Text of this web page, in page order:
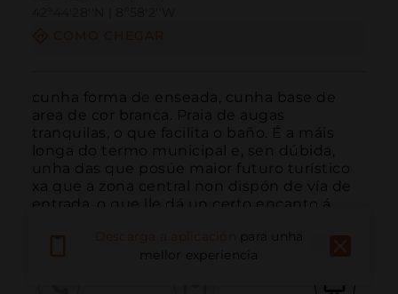
cunha forma de enseada, cunha base de
area de cor branca. Praia de augas
tranquilas, o que facilita o baño. É a máis
longa do termo municipal e, sen dúbida,
unha das que posúe maior futuro turístico
xa que a zona central non dispón de vía de
entrada, o que lle dá un certo encanto á
para unha
mellor experiencia